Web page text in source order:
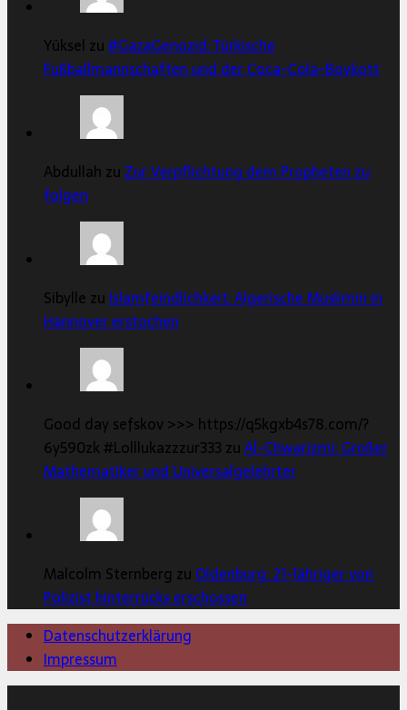
Yüksel zu#GazaGenozid: Türkische
Fußballmannschaften und der Coca-Cola-Boykott
Abdullah zu Zur Verpflichtung dem Propheten zu
folgen
Sibylle zu Islamfeindlichkeit: Algerische Muslimin in
Hannover erstochen
Good day sefskov >>> https://q5kgxb4s78.com/?
6y590zk #Lolllukazzzur333 zuAl-Chwarizmi: Großer
Mathematiker und Universalgelehrter
Malcolm Sternberg zu Oldenburg: 21-Jähriger von
Polizist hinterrücks erschossen
Datenschutzerklärung
Impressum